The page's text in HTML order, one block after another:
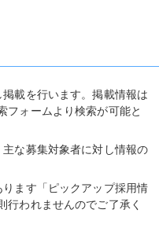
載を行います。掲載情報は
フォームより検索が可能と
な募集対象者に対し情報の
ます「ピックアップ採用情
行われませんのでご了承く